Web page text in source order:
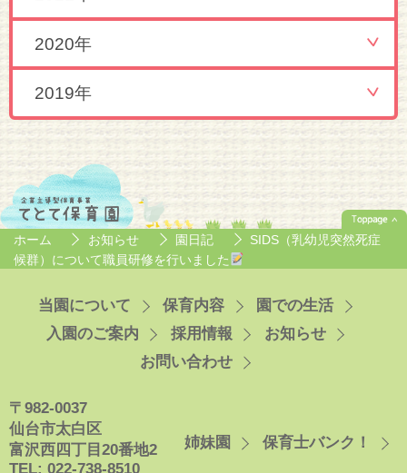
2020年
2019年
ホーム お知らせ 園日記
SIDS（乳幼児突然死症
候群）について職員研修を行いました
当園について 保育内容
園での生活
入園のご案内
採用情報
お知らせ
お問い合わせ
〒982-0037
仙台市太白区
富沢西四丁目20番地2
TEL: 022-738-8510
姉妹園 保育士バンク！